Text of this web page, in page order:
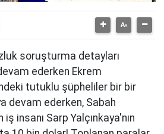
soruşturma detayları
ederken Ekrem
tutuklu şüpheliler bir bir
devam ederken, Sabah
insanı Sarp Yalçınkaya'nın